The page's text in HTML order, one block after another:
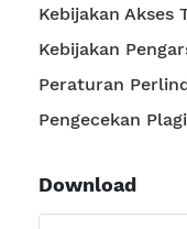
Kebijakan Akses
Kebijakan
Peraturan
Pengecekan
Download